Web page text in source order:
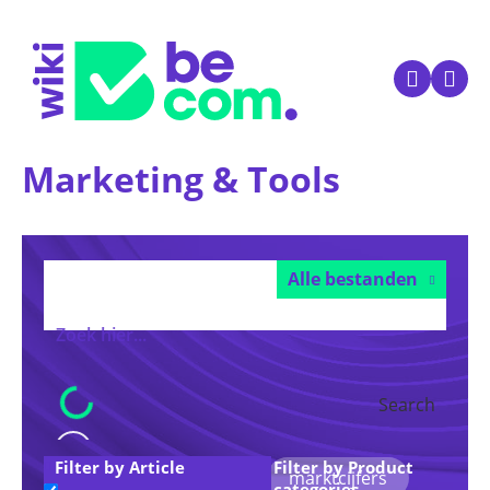
Marketing & Tools
Alle bestanden
Search
Filter by Article
Filter by Product
Voorgestelde trefwoorden:
marktcijfers